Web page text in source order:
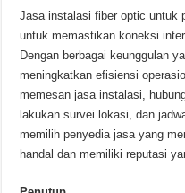
Jasa instalasi fiber optic untuk
untuk memastikan koneksi
Dengan berbagai keunggulan
meningkatkan efisiensi
memesan jasa instalasi,
lakukan survei lokasi, dan
memilih penyedia jasa yang
handal dan memiliki reputasi